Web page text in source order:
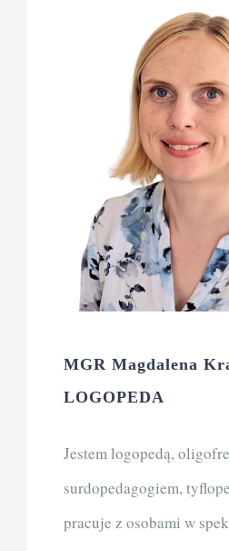
MGR Magdalena
LOGOPEDA
Jestem logopedą,
surdopedagogiem,
pracuje z osobami w